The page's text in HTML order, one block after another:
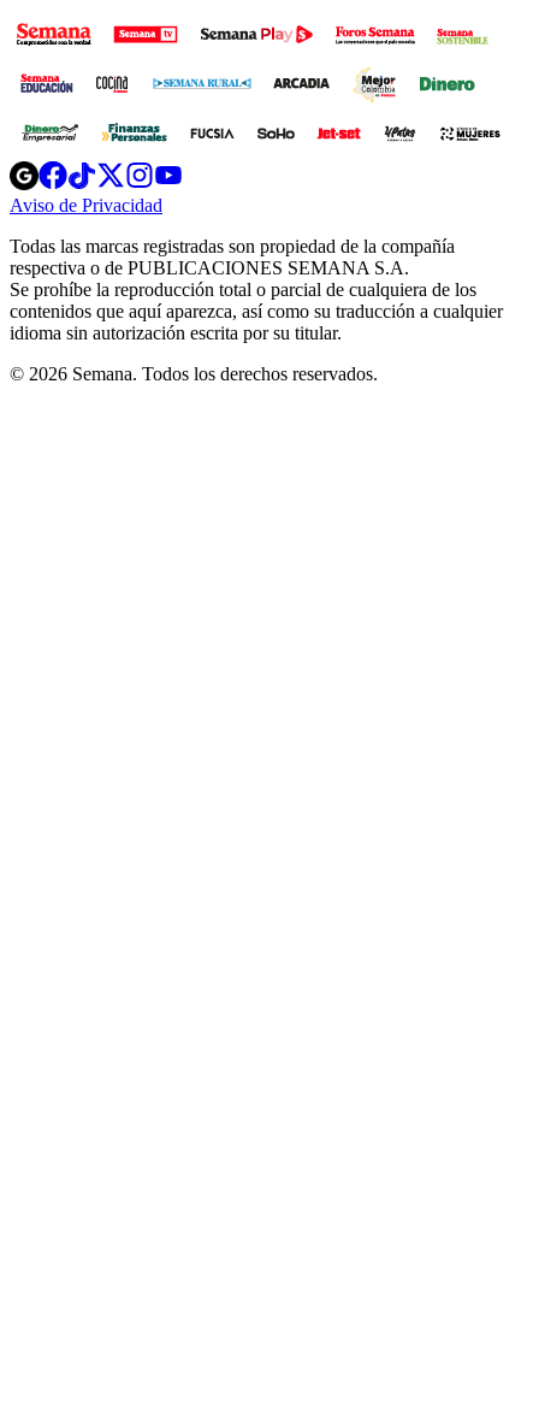
Opens
in
new
Opens
in
new
Opens
in
new
window
Opens
new
windowwindow
Aviso de Privacidad
new
window
Todas las marcas registradas son propiedad de la compañía
respectiva o de PUBLICACIONES SEMANA S.A.
Se prohíbe la reproducción total o parcial de cualquiera de los
contenidos que aquí aparezca, así como su traducción a cualquier
idioma sin autorización escrita por su titular.
© 2026 Semana. Todos los derechos reservados.